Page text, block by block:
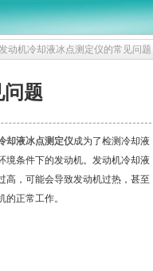
动机冷却液冰点测定仪的常见问题
问题
却液冰点测定仪成为了检测冷却液
境条件下的发动机。发动机冷却液
高，可能会导致发动机过热，甚至
正常工作。